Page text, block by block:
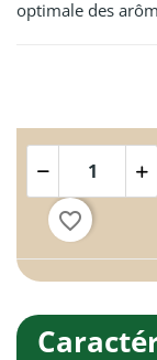
optimale des
favorite_border